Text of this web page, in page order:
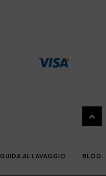
GUIDA AL LAVAGGIO BLOG